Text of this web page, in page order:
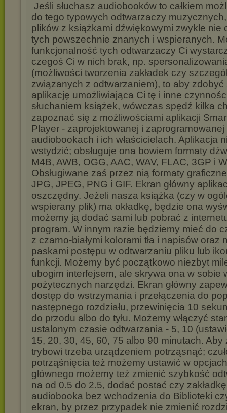
Jeśli słuchasz audiobooków to całkiem
do tego typowych odtwarzaczy
plików z książkami dźwiękowymi zwykle nie
tych powszechnie znanych i wspieranych.
funkcjonalność tych odtwarzaczy Ci
czegoś Ci w nich brak, np.
(możliwości tworzenia zakładek czy
związanych z odtwarzaniem), to aby zdobyć
aplikację umożliwiająca Ci tę i inne
słuchaniem książek, wówczas spędź kilka
zapoznać się z możliwościami aplikacji
Player - zaprojektowanej i
audiobookach i ich właścicielach. Aplikacja
wstydzić; obsługuje ona bowiem formaty
M4B, AWB, OGG, AAC, WAV, FLAC, 3GP i
Obsługiwane zaś przez nią formaty
JPG, JPEG, PNG i GIF. Ekran główny
oszczędny. Jeżeli nasza książka (czy w
wspierany plik) ma okładkę, będzie ona
możemy ją dodać sami lub pobrać z
program. W innym razie będziemy mieć do
z czarno-białymi kolorami tła i napisów oraz
paskami postępu w odtwarzaniu pliku lub
funkcji. Możemy być początkowo niezbyt
ubogim interfejsem, ale skrywa ona w sobie
pożytecznych narzędzi. Ekran główny
dostęp do wstrzymania i przełączenia do
następnego rozdziału, przewinięcia 10
do przodu albo do tyłu. Możemy włączyć
ustalonym czasie odtwarzania - 5, 10
15, 20, 30, 45, 60, 75 albo 90 minutach.
trybowi trzeba urządzeniem potrząsnąć;
potrząśnięcia też możemy ustawić w
głównego możemy też zmienić szybkość
na od 0.5 do 2.5, dodać postać czy
audiobooka bez wchodzenia do Biblioteki
ekran, by przez przypadek nie zmienić